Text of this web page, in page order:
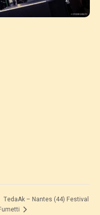
TedaAk – Nantes (44) Festival